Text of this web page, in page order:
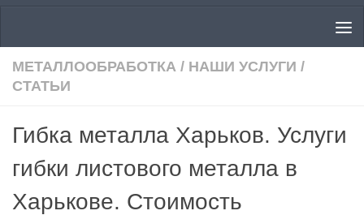
МЕТАЛЛООБРАБОТКА / НАШИ УСЛУГИ /
СТАТЬИ
Гибка металла Харьков. Услуги
гибки листового металла в
Харькове. Стоимость